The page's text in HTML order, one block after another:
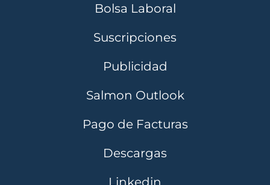
Bolsa Laboral
Suscripciones
Publicidad
Salmon Outlook
Pago de Facturas
Descargas
Linkedin